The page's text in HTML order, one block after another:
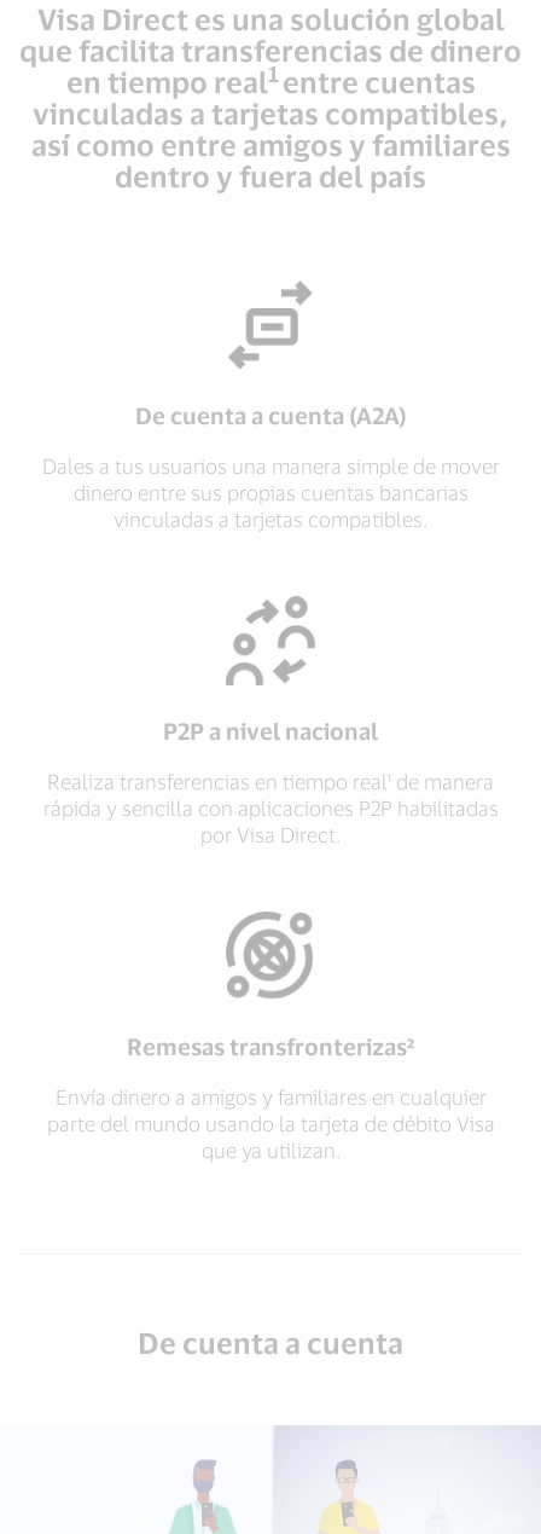
Visa Direct es una solución global
que facilita transferencias de dinero
en tiempo real1 entre cuentas
vinculadas a tarjetas compatibles,
así como entre amigos y familiares
dentro y fuera del país
De cuenta a cuenta (A2A)
Dales a tus usuarios una manera simple de mover
dinero entre sus propias cuentas bancarias
vinculadas a tarjetas compatibles.
P2P a nivel nacional
Realiza transferencias en tiempo real¹ de manera
rápida y sencilla con aplicaciones P2P habilitadas
por Visa Direct.
Remesas transfronterizas²
Envía dinero a amigos y familiares en cualquier
parte del mundo usando la tarjeta de débito Visa
que ya utilizan.
De cuenta a cuenta